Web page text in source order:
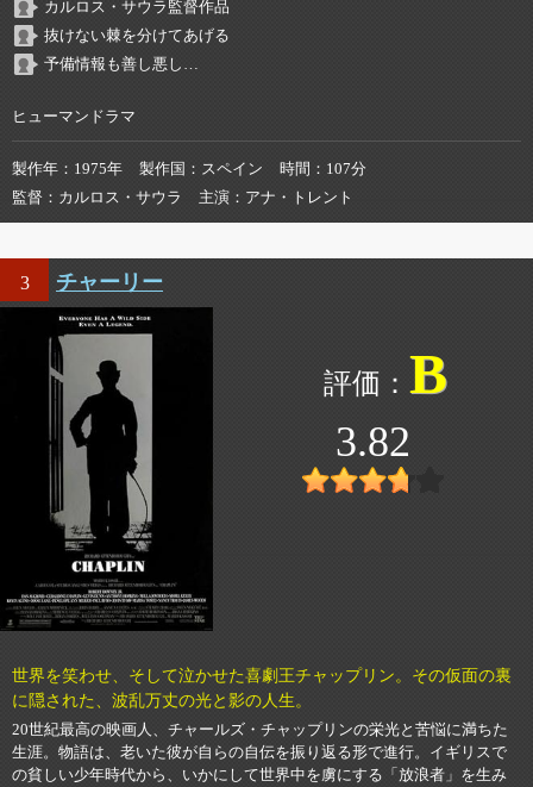
カルロス・サウラ監督作品
抜けない棘を分けてあげる
予備情報も善し悪し…
ヒューマンドラマ
製作年 1975年 製作国 スペイン 時間
107分
監督
カルロス・サウラ 主演 アナ・トレント
3 チャーリー
B
3.82
世界を笑わせ、そして泣かせた喜劇王チャップリン。その仮面の裏
に隠された、波乱万丈の光と影の人生。
20世紀最高の映画人、チャールズ・チャップリンの栄光と苦悩に満ちた
生涯。物語は、老いた彼が自らの自伝を振り返る形で進行。イギリスで
の貧しい少年時代から、いかにして世界中を虜にする「放浪者」を生み